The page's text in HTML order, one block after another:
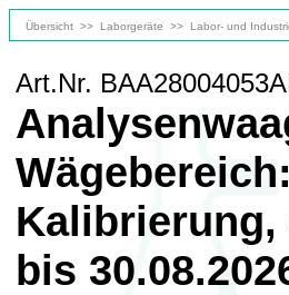
Übersicht >> Laborgeräte >> Labor- und
Art.Nr.
Kalibrierung,
bis